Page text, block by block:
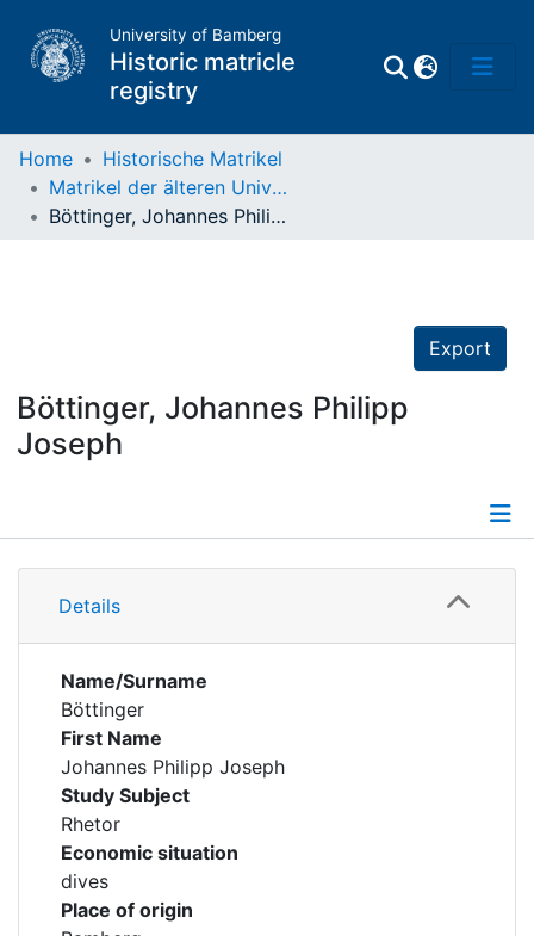
University of Bamberg
Historic matricle
registry
Matrikel
Home
Historische Matrikel
Matrikel der älteren Universität
Böttinger, Johannes Philipp Joseph
Export
Böttinger, Johannes Philipp
Joseph
Details
Details
Name/Surname
Böttinger
First Name
Johannes Philipp Joseph
Study Subject
Rhetor
Economic situation
dives
Place of origin